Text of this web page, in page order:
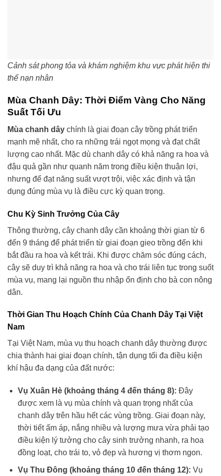
Cảnh sát phong tỏa và khám nghiệm khu vực phát hiện thi
thể nạn nhân
Mùa Chanh Dây: Thời Điểm Vàng Cho Năng
Suất Tối Ưu
Mùa chanh dây chính là giai đoạn cây trồng phát triển
mạnh mẽ nhất, cho ra những trái ngọt mọng và đạt chất
lượng cao nhất. Mặc dù chanh dây có khả năng ra hoa và
đậu quả gần như quanh năm trong điều kiện thuận lợi,
nhưng để đạt năng suất vượt trội, việc xác định và tận
dụng đúng mùa vụ là điều cực kỳ quan trọng.
Chu Kỳ Sinh Trưởng Của Cây
Thông thường, cây chanh dây cần khoảng thời gian từ 6
đến 9 tháng để phát triển từ giai đoạn gieo trồng đến khi
bắt đầu ra hoa và kết trái. Khi được chăm sóc đúng cách,
cây sẽ duy trì khả năng ra hoa và cho trái liên tục trong suốt
mùa vụ, mang lại nguồn thu nhập ổn định cho bà con nông
dân.
Thời Gian Thu Hoạch Chính Của Chanh Dây Tại Việt
Nam
Tại Việt Nam, mùa vụ thu hoạch chanh dây thường được
chia thành hai giai đoạn chính, tận dụng tối đa điều kiện
khí hậu đa dạng của đất nước:
Vụ Xuân Hè (khoảng tháng 4 đến tháng 8): Đây
được xem là vụ mùa chính và quan trọng nhất của
chanh dây trên hầu hết các vùng trồng. Giai đoạn này,
thời tiết ấm áp, nắng nhiều và lượng mưa vừa phải tạo
điều kiện lý tưởng cho cây sinh trưởng nhanh, ra hoa
đồng loạt, cho trái to, vỏ đẹp và hương vị thơm ngon.
Vụ Thu Đông (khoảng tháng 10 đến tháng 12): Vụ